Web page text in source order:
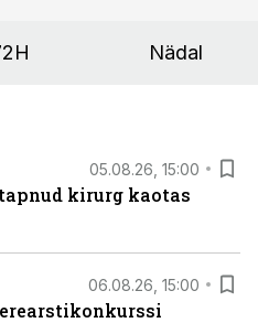
Nädal
05.08.26, 15:00
kirurg kaotas
06.08.26, 15:00